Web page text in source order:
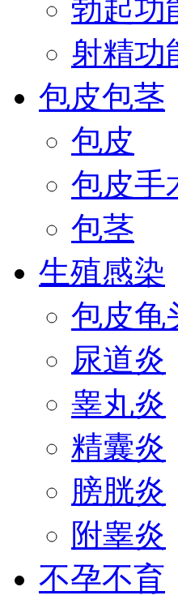
勃起功
射精功
包皮包茎
包皮
包皮手
包茎
生殖感染
包皮龟
尿道炎
睾丸炎
精囊炎
膀胱炎
附睾炎
不孕不育